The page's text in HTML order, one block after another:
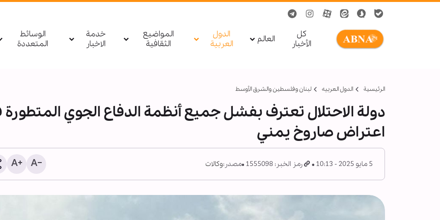
کل
الأخبار
العالم
الدول
العربیة
المواضيع
الثقافية
خدمة
الاخبار
الوسائط
المتعددة
الرئيسية الدول العربیه لبنان وفلسطين والشرق الأوسط
دولة الاحتلال تعترف بفشل جميع أنظمة الدفاع الجوي
اعتراض صاروخ يمني
5 مايو 2025 - 10:13 رمز الخبر: 1555098 مصدر:وكالات
ليس المال وحده.. ما
وراء مغادرة أهم